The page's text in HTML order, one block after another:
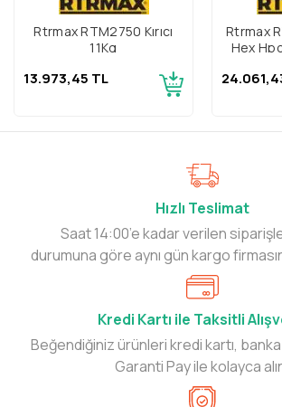
Rtrmax RTM2750 Kırıcı
11Kg
13.973,45 TL
Rtrmax
Hex
Hızlı Teslimat
Saat 14:00’e kadar verilen
durumuna göre aynı gün kargo
Kredi Kartı ile Taksitli
Beğendiğiniz ürünleri kredi kartı,
Garanti Pay ile kolayca